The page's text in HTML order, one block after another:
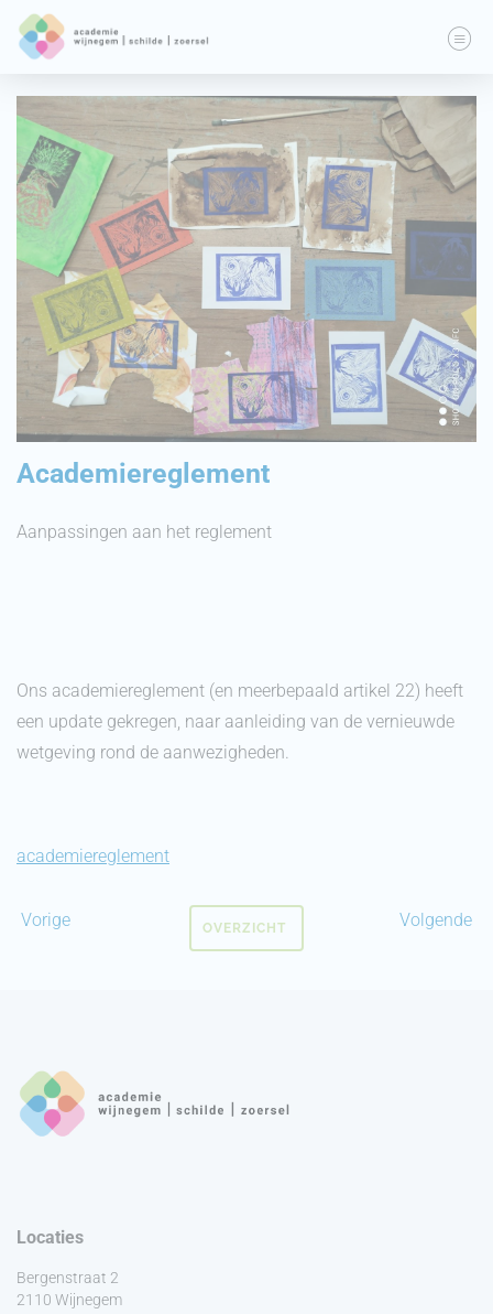
Academiereglement
Aanpassingen aan het reglement
Ons academiereglement (en meerbepaald artikel 22) heeft
een update gekregen, naar aanleiding van de vernieuwde
wetgeving rond de aanwezigheden.
academiereglement
Vorige Volgende
OVERZICHT
Locaties
Bergenstraat 2
2110 Wijnegem